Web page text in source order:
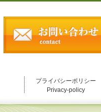
プライバシーポリシー
Privacy-policy